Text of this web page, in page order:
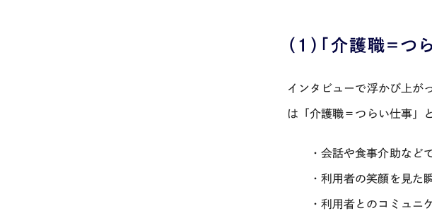
（1）「介護職＝
インタビューで浮かび上が
は「介護職＝つらい仕事」
・会話や食事介助など
・利用者の笑顔を見た
・利用者とのコミュニ